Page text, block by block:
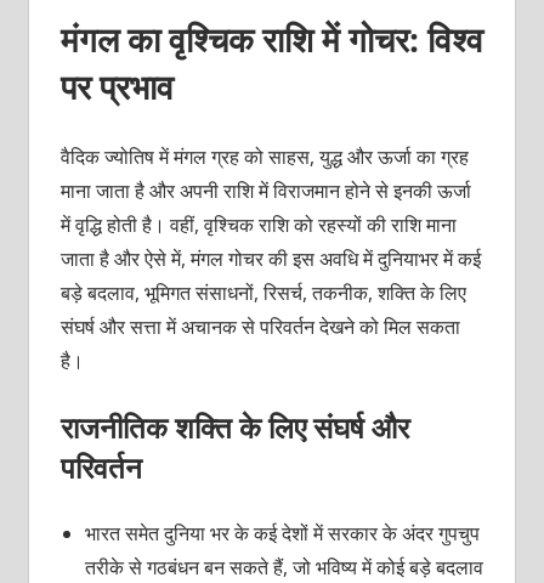
मंगल का वृश्चिक राशि में गोचर: विश्व
पर प्रभाव
वैदिक ज्योतिष में मंगल ग्रह को साहस, युद्ध और ऊर्जा का ग्रह
माना जाता है और अपनी राशि में विराजमान होने से इनकी ऊर्जा
में वृद्धि होती है। वहीं, वृश्चिक राशि को रहस्यों की राशि माना
जाता है और ऐसे में, मंगल गोचर की इस अवधि में दुनियाभर में कई
बड़े बदलाव, भूमिगत संसाधनों, रिसर्च, तकनीक, शक्ति के लिए
संघर्ष और सत्ता में अचानक से परिवर्तन देखने को मिल सकता
है।
राजनीतिक शक्ति के लिए संघर्ष और
परिवर्तन
भारत समेत दुनिया भर के कई देशों में सरकार के अंदर गुपचुप
तरीके से गठबंधन बन सकते हैं, जो भविष्य में कोई बड़े बदलाव